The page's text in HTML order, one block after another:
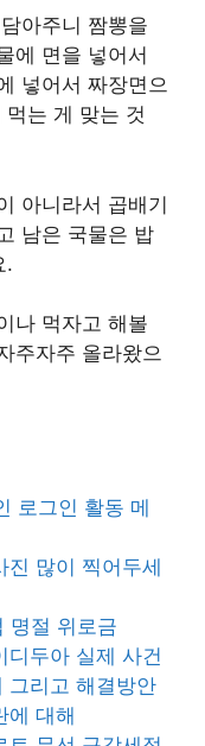
아주니 짬뽕을
에 면을 넣어서
넣어서 짜장면으
는 게 맞는 것
아니라서 곱배기
남은 국물은 밥
.
나 먹자고 해볼
주자주 올라왔으
로그인 활동 메
진 많이 찍어두세
명절 위로금
디두아 실제 사건
그리고 해결방안
에 대해